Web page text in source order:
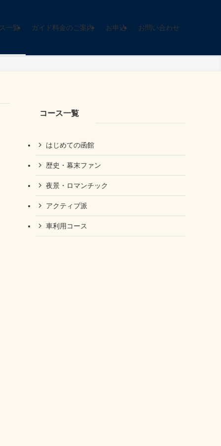
一覧 ガイド料金のご案内 お申込 お問い合わせ
コース一覧
はじめての函館
歴史・幕末ファン
夜景・ロマンチック
アクティブ派
車利用コース